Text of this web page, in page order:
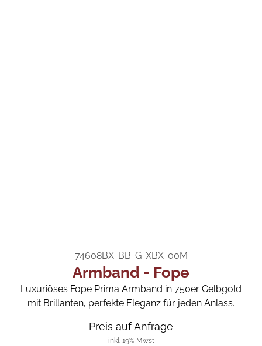
74608BX-BB-G-XBX-00M
Armband - Fope
Luxuriöses Fope Prima Armband in 750er Gelbgold
mit Brillanten, perfekte Eleganz für jeden Anlass.
Preis auf Anfrage
inkl. 19% Mwst